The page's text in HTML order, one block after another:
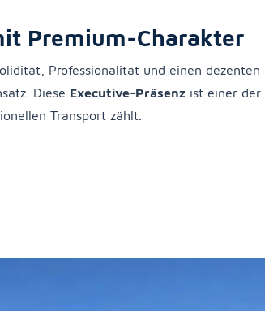
Premium-Charakter
Professionalität und einen dezenten
Diese Executive-Präsenz ist einer der
Transport zählt.